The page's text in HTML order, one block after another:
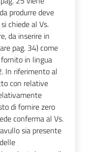
produrre deve
chiede al Vs.
da inserire in
pag. 34) come
in lingua
In riferimento al
con relative
di fornire zero
conferma al Vs.
sia presente